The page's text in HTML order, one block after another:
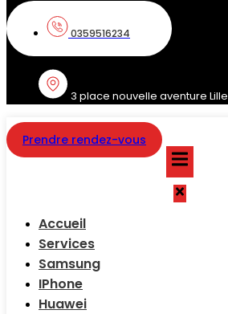
0359516234
3 place nouvelle aventure Lille
Prendre rendez-vous
Accueil
Services
Samsung
IPhone
Huawei